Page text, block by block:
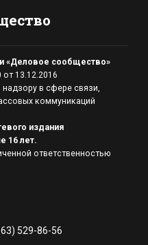
«Деловое сообщество»
13.12.2016
в сфере связи,
коммуникаций
издания
16 лет.
ответственностью
529-86-56